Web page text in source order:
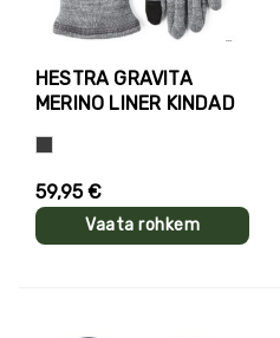
HESTRA GRAVITA
MERINO LINER KINDAD
59,95 €
Vaata rohkem